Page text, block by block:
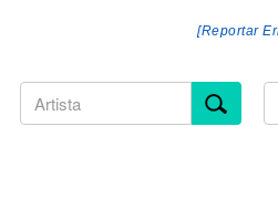
[Reportar